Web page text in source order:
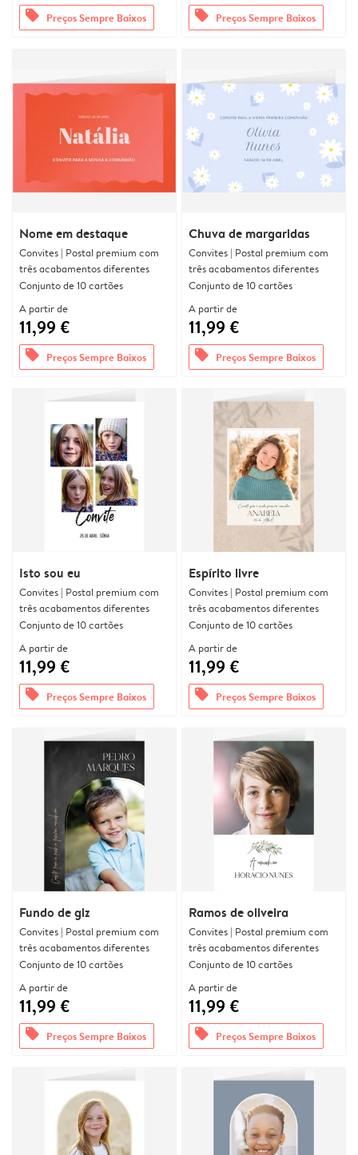
offers Preços Sempre Baixos offers Preços Sempre Baixos
Nome em destaque
Convites | Postal premium com
três acabamentos diferentes
Conjunto de 10 cartões
A partir de
11,99 €
offers Preços Sempre Baixos
Chuva de margaridas
Convites | Postal premium com
três acabamentos diferentes
Conjunto de 10 cartões
A partir de
11,99 €
offers Preços Sempre Baixos
Isto sou eu
Convites | Postal premium com
três acabamentos diferentes
Conjunto de 10 cartões
A partir de
11,99 €
offers Preços Sempre Baixos
Espírito livre
Convites | Postal premium com
três acabamentos diferentes
Conjunto de 10 cartões
A partir de
11,99 €
offers Preços Sempre Baixos
Fundo de giz
Convites | Postal premium com
três acabamentos diferentes
Conjunto de 10 cartões
A partir de
11,99 €
offers Preços Sempre Baixos
Ramos de oliveira
Convites | Postal premium com
três acabamentos diferentes
Conjunto de 10 cartões
A partir de
11,99 €
offers Preços Sempre Baixos